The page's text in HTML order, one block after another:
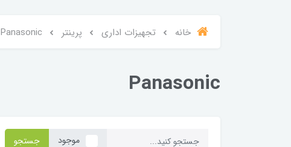
خانه تجهیزات اداری پرینتر Panasonic
Panasonic
موجود جستجو